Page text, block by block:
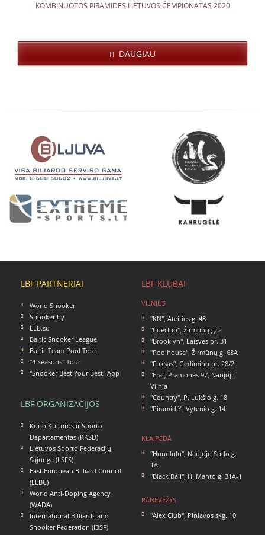
KOMBINUOTOS PIRAMIDĖS LIETUVOS ČEMPIONATAS 2020
DAUGIAU
LBF PARTNERIAI
World Snooker
Snooker.by
LLB.su
Baltic Snooker League
Baltic Team Pool Tour
"4 Seasons" Tour
"Snooker Best Your Best" App
LBF ORGANIZACIJOS
Kūno Kultūros ir Sporto
Departamentas (KKSD)
Lietuvos Sporto Federacijų
Sąjunga (LSFS)
East European Billiard Council
(EEBC)
World Anti-Doping Agency
(WADA)
International Billiards and
Snooker Federation (IBSF)
LBF KLUBAI
VILNIUS
"KN", Ateities g. 48
"Cueclub", Žirmūnų g. 2
"Brooklyn", Laisvės pr. 31
"Poolhouse", Žirmūnų g. 68A
"Fuksas", Gedimino pr. 28/2
"Era", Pramonės 97, Naujoji
Vilnia
"Country", P. Lukšio g. 18
"Piramidė", Vytenio g. 14
KLAIPĖDA
"Honolulu", Naujojo Sodo g.
1A
"Black Ball", H. Manto g. 31A-1
PANEVĖŽYS
"Alex Club", Piniavos skg. 10